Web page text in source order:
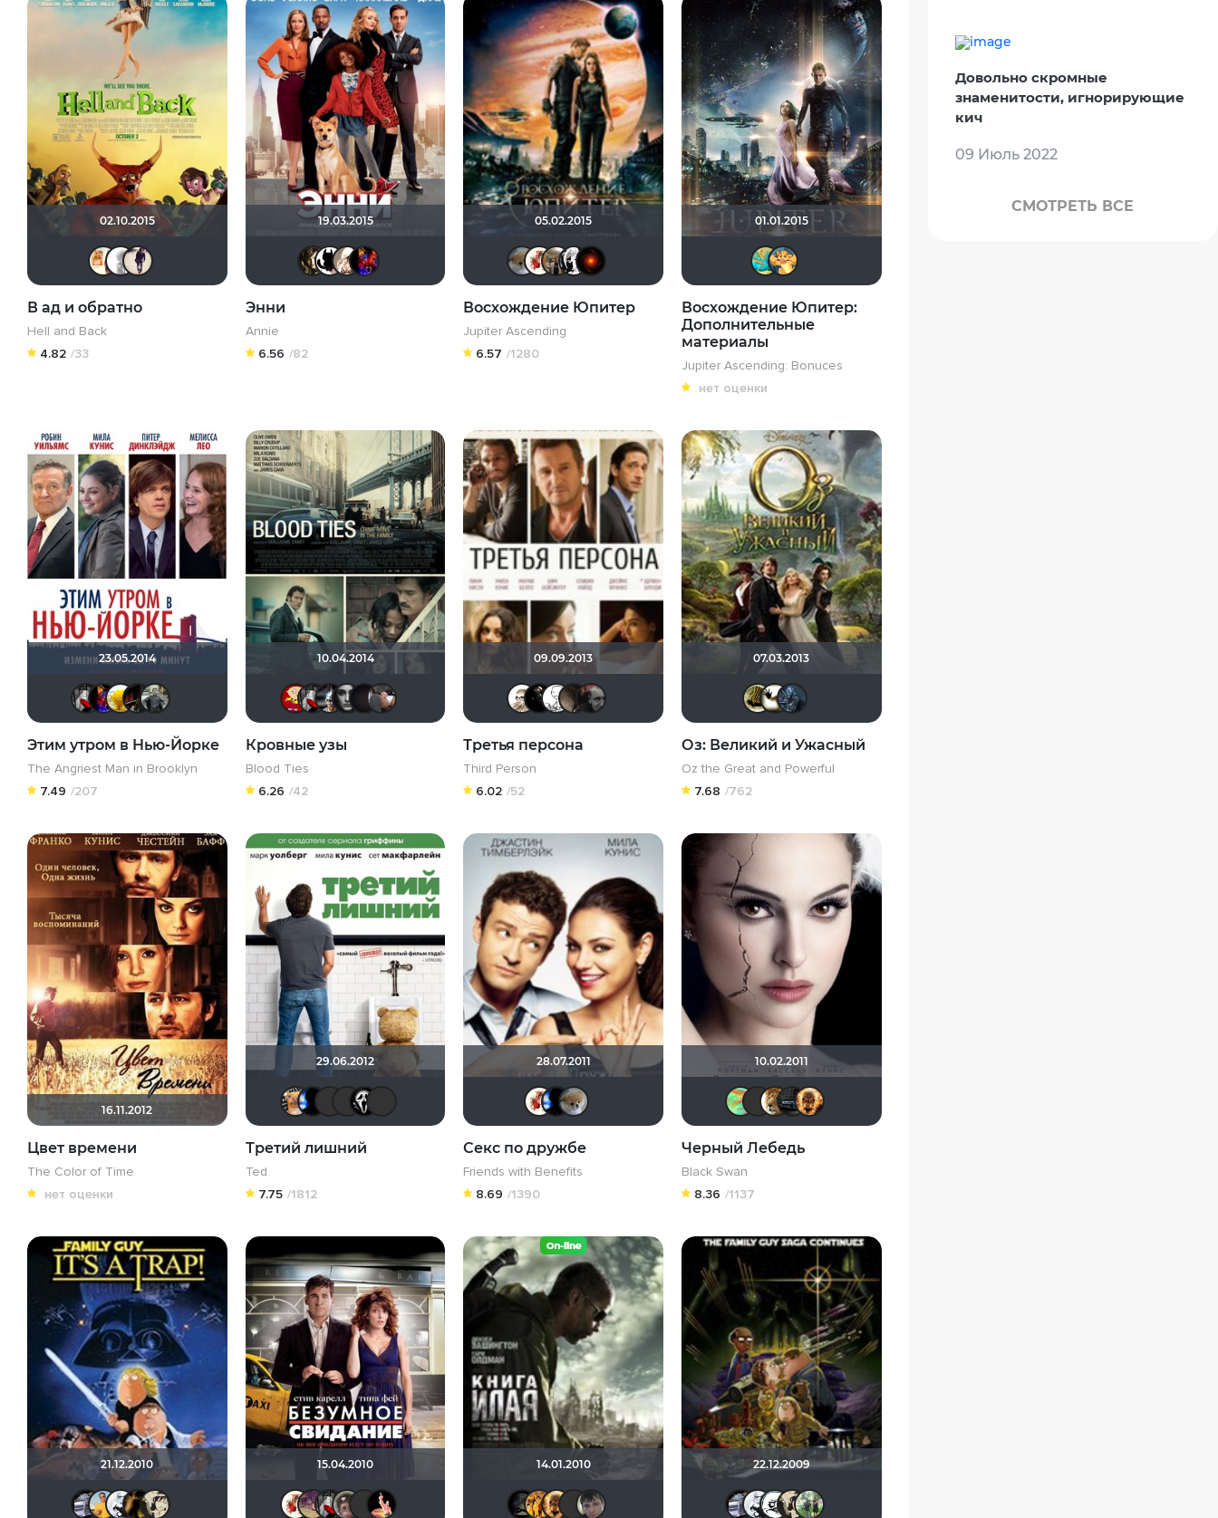
02.10.2015
☆ ☆♡Ninochka♡☆ ☆
В ад и обратно
Hell and Back
4.82 /33
19.03.2015
Энни
Annie
6.56 /82
05.02.2015
Анюта*-*Vladimir Samsonov
Восхождение Юпитер
Jupiter Ascending
6.57 /1280
01.01.2015
Восхождение Юпитер:
Дополнительные
материалы
Jupiter Ascending: Bonuces
нет оценки
23.05.2014
Мышь Белаяid156259334
paveldevil
Этим утром в Нью-Йорке
The Angriest Man in Brooklyn
7.49 /207
10.04.2014
Makcimka
Мышь БелаяПомни Мои Макароны
CM PUNK7
karmen1973
Кровные узы
Blood Ties
6.26 /42
09.09.2013
@elen@
Третья персона
Third Person
6.02 /52
07.03.2013
Оз: Великий и Ужасный
Oz the Great and Powerful
7.68 /762
16.11.2012
Цвет времени
The Color of Time
нет оценки
29.06.2012
DumbMoron
GaliaphФрэнк Пинатра
Schurikstein
Третий лишний
Ted
7.75 /1812
28.07.2011
Секс по дружбе
Friends with Benefits
8.69 /1390
10.02.2011
NataLia
Черный Лебедь
Black Swan
8.36 /1137
21.12.2010
iv.msk KirsanXIII
15.04.2010
Виктория555
Dimker
14.01.2010
xrockx Askhab Abutalipov
22.12.2009
iv.msk
Довольно скромные
знаменитости, игнорирующие
кич
09 Июль 2022
СМОТРЕТЬ ВСЕ